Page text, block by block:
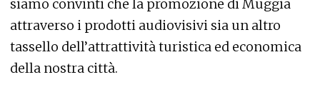
siamo convinti che la promozione di Muggia
attraverso i prodotti audiovisivi sia un altro
tassello dell’attrattività turistica ed economica
della nostra città.